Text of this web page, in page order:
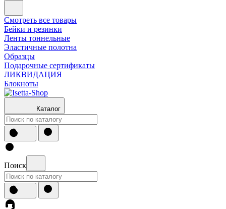
Смотреть все товары
Бейки и резинки
Ленты тоннельные
Эластичные полотна
Образцы
Подарочные сертификаты
ЛИКВИДАЦИЯ
Блокноты
Каталог
Поиск